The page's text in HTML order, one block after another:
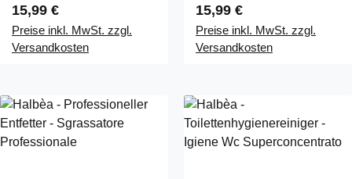
Regulärer Preis:
15,99 €
Preise inkl. MwSt. zzgl.
Versandkosten
Regulärer Preis:
15,99 €
Preise inkl. MwSt. zzgl.
Versandkosten